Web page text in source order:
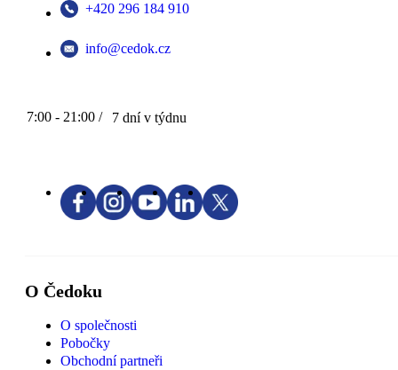
+420 296 184 910
info@cedok.cz
7:00 - 21:00 / 7 dní v týdnu
O Čedoku
O společnosti
Pobočky
Obchodní partneři